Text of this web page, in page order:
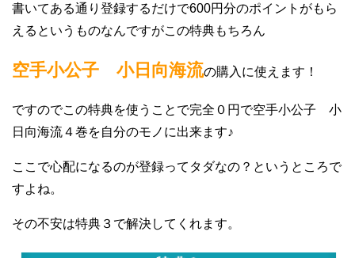
書いてある通り登録するだけで600円分のポイントがもら
えるというものなんですがこの特典もちろん
空手小公子 小日向海流の購入に使えます！
ですのでこの特典を使うことで完全０円で空手小公子 小
日向海流４巻を自分のモノに出来ます♪
ここで心配になるのが登録ってタダなの？というところで
すよね。
その不安は特典３で解決してくれます。